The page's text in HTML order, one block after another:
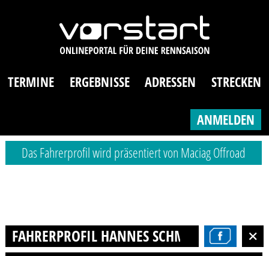
TERMINE ERGEBNISSE ADRESSEN STRECKEN
ANMELDEN
Das Fahrerprofil wird präsentiert von Maciag Offroad
FAHRERPROFIL HANNES SCHMIDT